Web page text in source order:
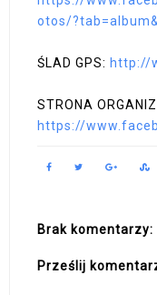
otos/
ŚLAD GPS: http://
STRONA
https://
Brak komentarzy:
Prześlij